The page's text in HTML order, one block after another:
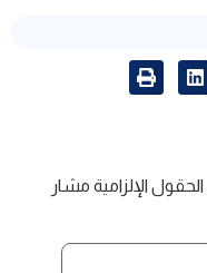
الحقول الإلزامية مشار